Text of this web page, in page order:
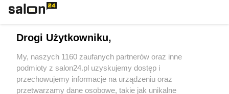
Sport
Społeczeństwo
Drogi Użytkowniku,
My, naszych 1160 zaufanych partnerów oraz inne
podmioty z salon24.pl uzyskujemy dostęp i
przechowujemy informacje na urządzeniu oraz
przetwarzamy dane osobowe, takie jak unikalne